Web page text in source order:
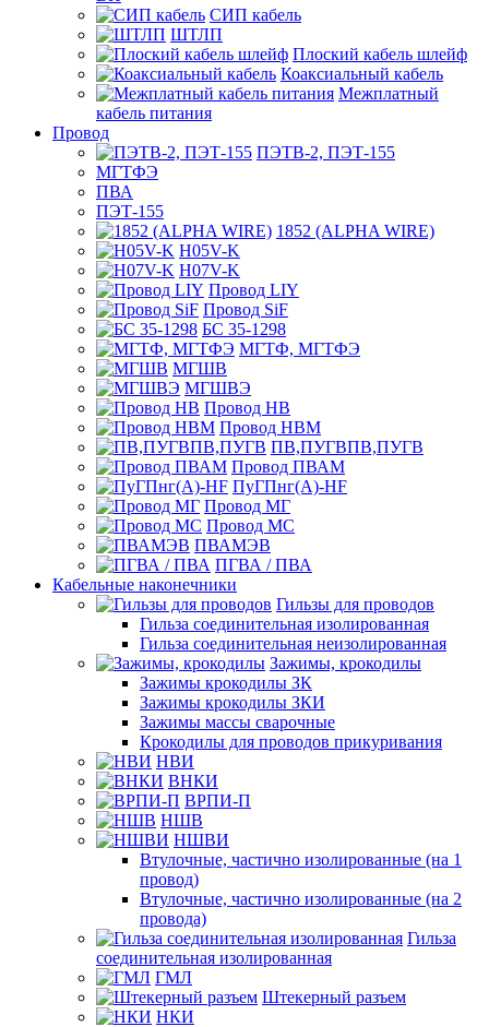
СИП кабель
ШТЛП
Плоский кабель шлейф
Коаксиальный кабель
Межплатный
кабель питания
Провод
ПЭТВ-2, ПЭТ-155
МГТФЭ
ПВА
ПЭТ-155
1852 (ALPHA WIRE)
H05V-K
H07V-K
Провод LIY
Провод SiF
БС 35-1298
МГТФ, МГТФЭ
МГШВ
МГШВЭ
Провод НВ
Провод НВМ
ПВ,ПУГВПВ,ПУГВ
Провод ПВАМ
ПуГПнг(A)-HF
Провод МГ
Провод МС
ПВАМЭВ
ПГВА / ПВА
Кабельные наконечники
Гильзы для проводов
Гильза соединительная изолированная
Гильза соединительная неизолированная
Зажимы, крокодилы
Зажимы крокодилы ЗК
Зажимы крокодилы ЗКИ
Зажимы массы сварочные
Крокодилы для проводов прикуривания
НВИ
ВНКИ
ВРПИ-П
НШВ
НШВИ
Втулочные, частично изолированные (на 1
провод)
Втулочные, частично изолированные (на 2
провода)
Гильза
соединительная изолированная
ГМЛ
Штекерный разъем
НКИ